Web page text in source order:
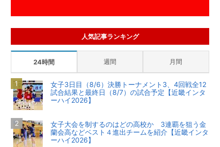
人気記事ランキング
24時間 週間 月間
女子3日目（8/6）決勝トーナメント3、4回戦全12
試合結果と最終日（8/7）の試合予定【近畿インタ
ーハイ2026】
女子大会を制するのはどの高校か 3連覇を狙う金
蘭会高などベスト４進出チームを紹介【近畿インタ
ーハイ2026】